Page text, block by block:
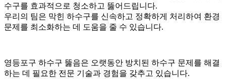
수구를 효과적으로 청소하고 뚫어드립니다.
우리의 팀은 막힌 하수구를 신속하고 정확하게 처리하여 환경
문제를 최소화하는 데 도움을 줄 수 있습니다.
영등포구 하수구 뚫음은 오랫동안 방치된 하수구 문제를 해결
하는 데 필요한 전문 기술과 경험을 갖추고 있습니다.